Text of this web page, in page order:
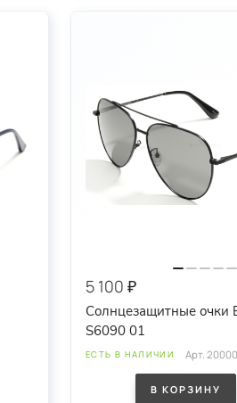
5 100 ₽
Солнцезащитные очки
S6090 01
ЕСТЬ В НАЛИЧИИ Арт.
В КОРЗИНУ